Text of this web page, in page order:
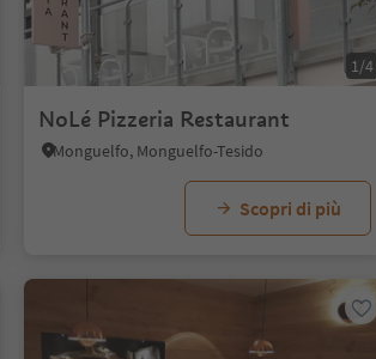
1/4
NoLé Pizzeria Restaurant
Monguelfo, Monguelfo-Tesido
Scopri di più